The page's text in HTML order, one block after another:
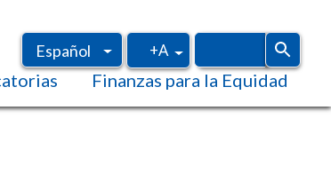
Español
Inglés
+A
Finanzas para la Equidad